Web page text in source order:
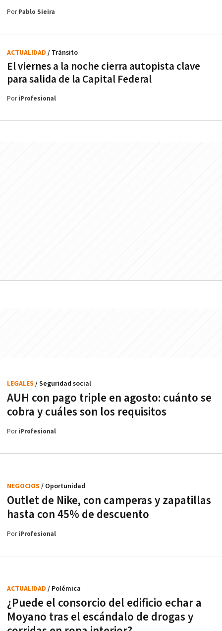
PorPablo Sieira
El viernes a la noche cierra autopista clave
para salida de la Capital Federal
ACTUALIDAD / Tránsito
PoriProfesional
AUH con pago triple en agosto: cuánto se
cobra y cuáles son los requisitos
LEGALES / Seguridad social
PoriProfesional
Outlet de Nike, con camperas y zapatillas
hasta con 45% de descuento
NEGOCIOS / Oportunidad
PoriProfesional
¿Puede el consorcio del edificio echar a
Moyano tras el escándalo de drogas y
ACTUALIDAD / Polémica